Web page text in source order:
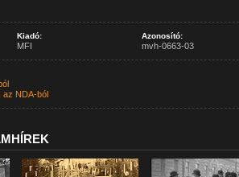
Kiadó:
MFI
Azonosító:
mvh-0663-03
az NDA-ból